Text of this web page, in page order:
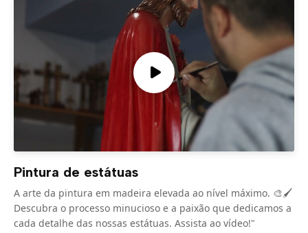
Pintura de estátuas
A arte da pintura em madeira elevada ao nível máximo. 🎨🖌️
Descubra o processo minucioso e a paixão que dedicamos a
cada detalhe das nossas estátuas. Assista ao vídeo!"